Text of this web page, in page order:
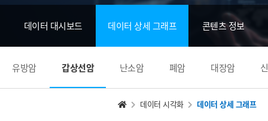
데이터 대시보드 데이터 상세 그래프 콘텐츠 정보
유방암 갑상선암 난소암 폐암 대장암
홈
데이터 시각화 데이터 상세 그래프